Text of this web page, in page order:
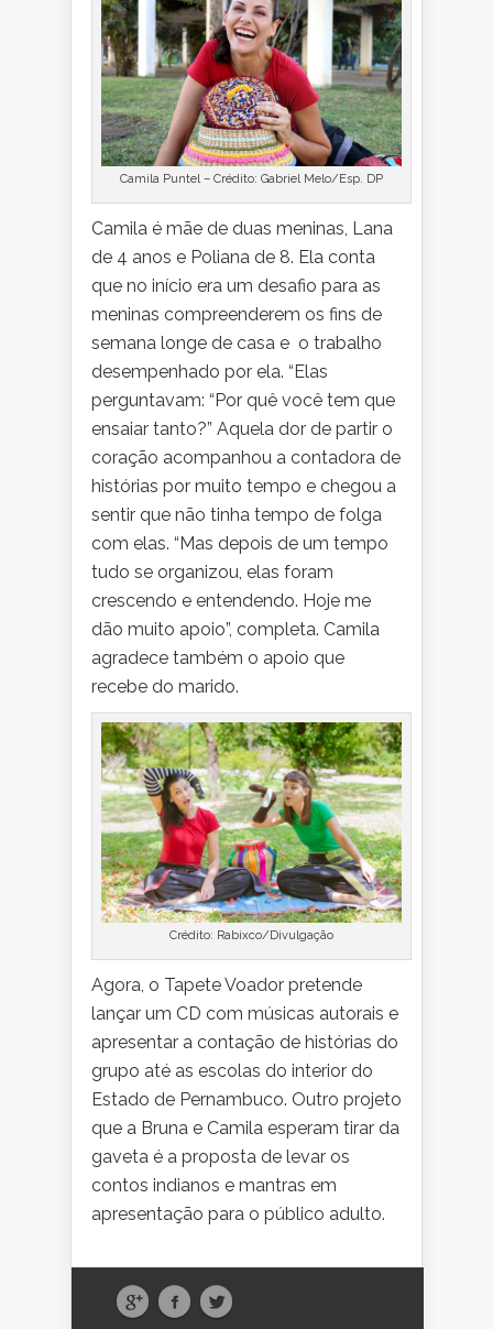
Camila Puntel – Crédito: Gabriel Melo/Esp. DP
Camila é mãe de duas meninas, Lana
de 4 anos e Poliana de 8. Ela conta
que no início era um desafio para as
meninas compreenderem os fins de
semana longe de casa e o trabalho
desempenhado por ela. “Elas
perguntavam: “Por quê você tem que
ensaiar tanto?” Aquela dor de partir o
coração acompanhou a contadora de
histórias por muito tempo e chegou a
sentir que não tinha tempo de folga
com elas. “Mas depois de um tempo
tudo se organizou, elas foram
crescendo e entendendo. Hoje me
dão muito apoio”, completa. Camila
agradece também o apoio que
recebe do marido.
Crédito: Rabixco/Divulgação
Agora, o Tapete Voador pretende
lançar um CD com músicas autorais e
apresentar a contação de histórias do
grupo até as escolas do interior do
Estado de Pernambuco. Outro projeto
que a Bruna e Camila esperam tirar da
gaveta é a proposta de levar os
contos indianos e mantras em
apresentação para o público adulto.